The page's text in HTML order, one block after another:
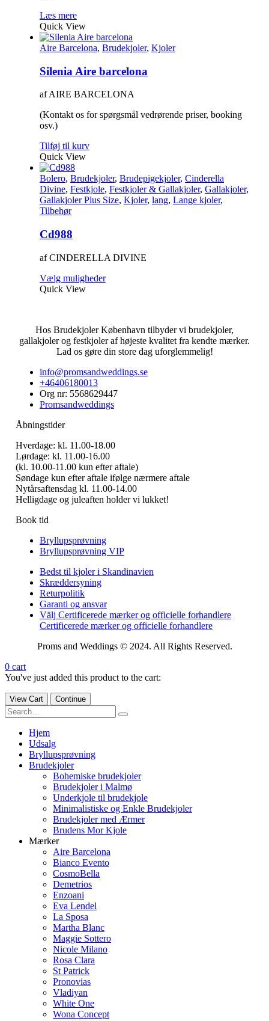
Læs mere
Quick View
Aire Barcelona, Brudekjoler, Kjoler
Silenia Aire barcelona
af AIRE BARCELONA
(Kontakt os for spørgsmål vedrørende priser, booking
osv.)
Tilføj til kurv
Quick View
Bolero, Brudekjoler, Brudepigekjoler, Cinderella
Divine, Festkjole, Festkjoler & Gallakjoler, Gallakjoler,
Gallakjoler Plus Size, Kjoler, lang, Lange kjoler,
Tilbehør
Cd988
af CINDERELLA DIVINE
Vælg mulighederDette
Mulighederne
kan
vælges
varesiden
Quick View
Hos Brudekjoler København tilbyder vi brudekjoler,
gallakjoler og festkjoler af højeste kvalitet fra kendte mærker.
Lad os gøre din store dag uforglemmelig!
info@promsandweddings.se
+46406180013
Org nr: 5568629447
Promsandweddings
Åbningstider
Hverdage: kl. 11.00-18.00
Lørdage: kl. 11.00-16.00
(kl. 10.00-11.00 kun efter aftale)
Søndage kun efter aftale ifølge nærmere aftale
Nytårsaftensdag kl. 11.00-14.00
Helligdage og juleaften holder vi lukket!
Book tid
Bryllupsprøvning
Bryllupsprøvning VIP
Bedst til kjoler i Skandinavien
Skræddersyning
Returpolitik
Garanti og ansvar
Välj Certificerede mærker og officielle forhandlere
Certificerede mærker og officielle forhandlere
Proms and Weddings © 2024. All Rights Reserved.
0 cart
You've just added this product to the cart:
View Cart Continue
Hjem
Udsalg
Bryllupsprøvning
Brudekjoler
Bohemiske brudekjoler
Brudekjoler i Malmø
Underkjole til brudekjole
Minimalistiske og Enkle Brudekjoler
Brudekjoler med Ærmer
Brudens Mor Kjole
Mærker
Aire Barcelona
Bianco Evento
CosmoBella
Demetrios
Enzoani
Eva Lendel
La Sposa
Martha Blanc
Maggie Sottero
Nicole Milano
Rosa Clara
St Patrick
Pronovias
Vladiyan
White One
Wona Concept